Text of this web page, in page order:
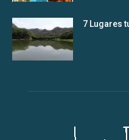
7 Lugares